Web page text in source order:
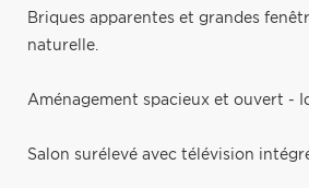
Briques apparentes et grandes
naturelle.
Aménagement spacieux et ouvert -
Salon surélevé avec télévision